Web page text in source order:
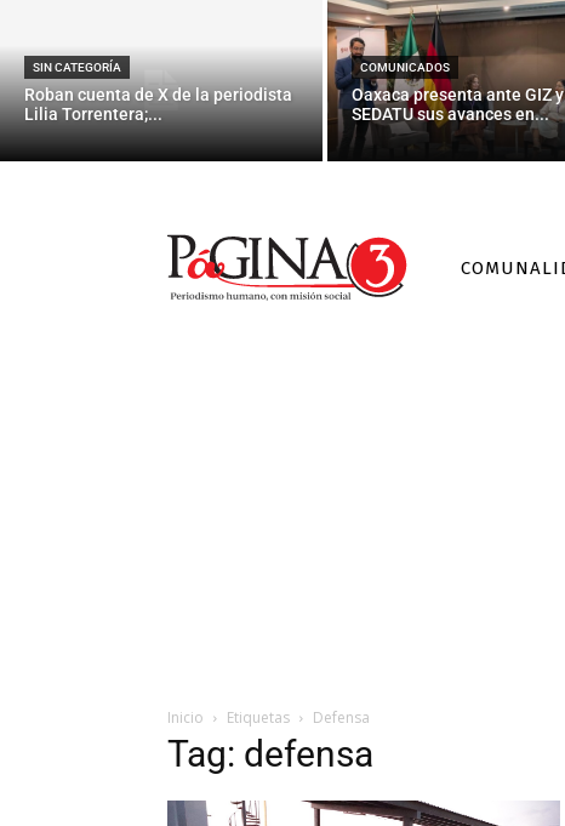
SIN CATEGORÍA
Roban cuenta de X de la periodista
Lilia Torrentera;...
COMUNICADOS
Oaxaca presenta ante GIZ y
SEDATU sus avances en...
Inicio Etiquetas Defensa
Tag: defensa